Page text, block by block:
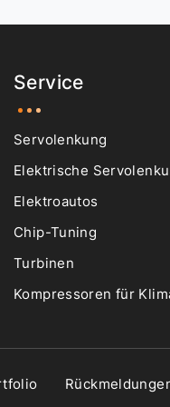
Service
Servolenkung
Elektrische
Elektroautos
Chip-Tuning
Turbinen
Kompressoren für